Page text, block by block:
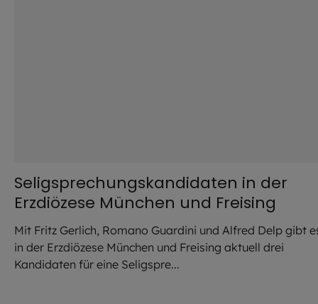
Seligsprechungskandidaten in der
Erzdiözese München und Freising
Mit Fritz Gerlich, Romano Guardini und Alfred Delp gibt
in der Erzdiözese München und Freising aktuell drei
Kandidaten für eine Seligspre...